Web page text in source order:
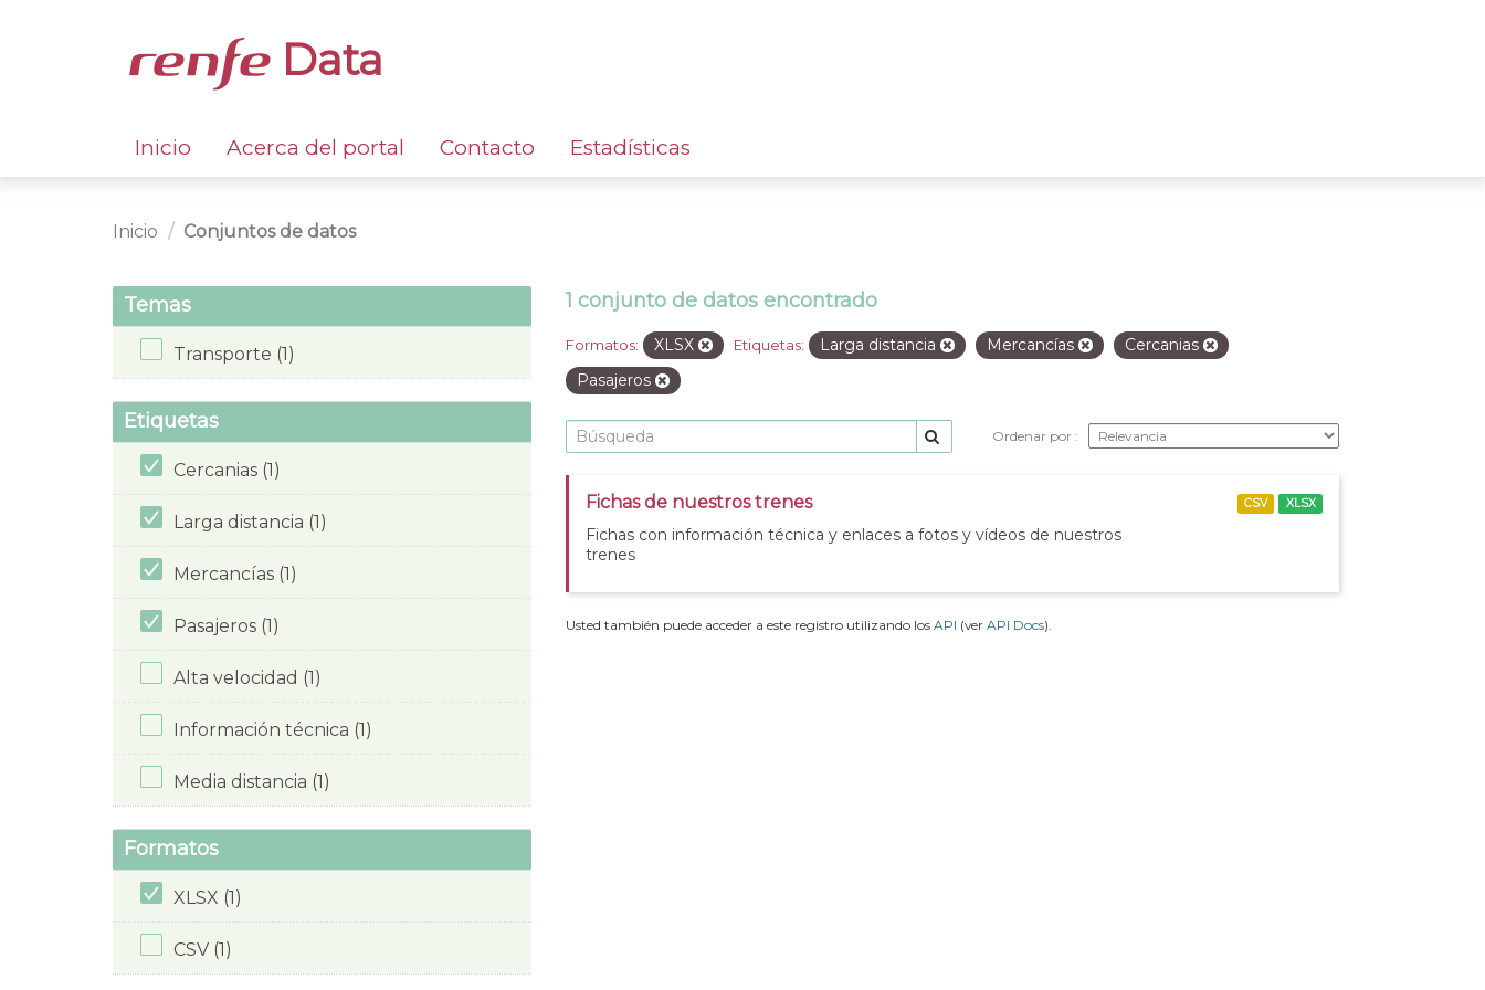
Data
Inicio Acerca del portal Contacto Estadísticas
Inicio Conjuntos de datos
Temas
Transporte (1)
Etiquetas
Cercanias (1)
Larga distancia (1)
Mercancías (1)
Pasajeros (1)
Alta velocidad (1)
Información técnica (1)
Media distancia (1)
Formatos
XLSX (1)
CSV (1)
1 conjunto de datos encontrado
Formatos: XLSX Etiquetas: Larga distancia Mercancías
Cercanias
Pasajeros
Ordenar por
Fichas de nuestros trenes
Fichas con información técnica y enlaces a fotos y vídeos de nuestros
trenes
CSV XLSX
Usted también puede acceder a este registro utilizando los API (ver API Docs).